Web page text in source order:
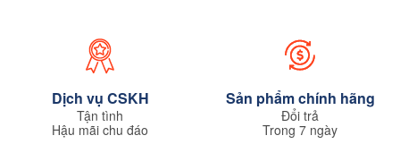
Dịch vụ CSKH
Tận tình
Hậu mãi chu đáo
Sản phẩm chính hãng
Đổi trả
Trong 7 ngày